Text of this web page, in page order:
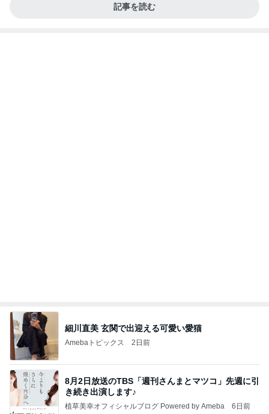
記事を読む
細川直美 玄関で出迎える可愛い愛猫
Amebaトピックス 2日前
8月2日放送のTBS「週刊さんまとマツコ」先週に引
き続き出演します♪
植草美幸オフィシャルブログ Powered by Ameba 6日前